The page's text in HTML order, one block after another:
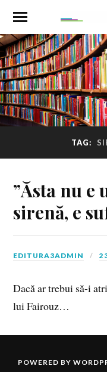
TAG:
”Ăsta nu e
sirenă, e
EDITURA3ADMIN
Dacă ar trebui să-i
lui Fairouz…
POWERED BY